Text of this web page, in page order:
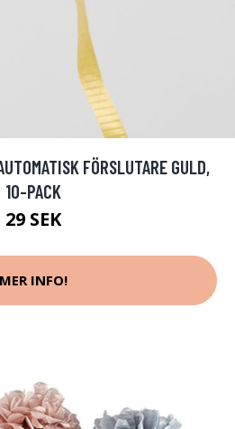
FÖRSLUTARE GULD,
10-PACK
29 SEK
MER INFO!